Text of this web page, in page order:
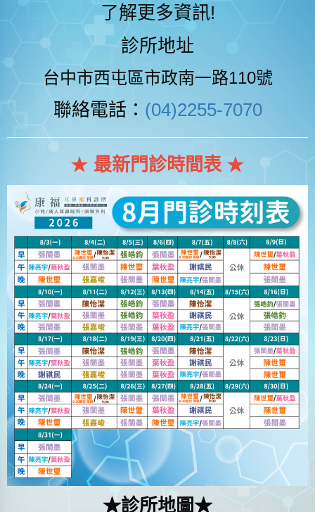
了解更多資訊!
診所地址
台中市西屯區市政南一路110號
聯絡電話： (04)2255-7070
★ 最新門診時間表★
★診所地圖★